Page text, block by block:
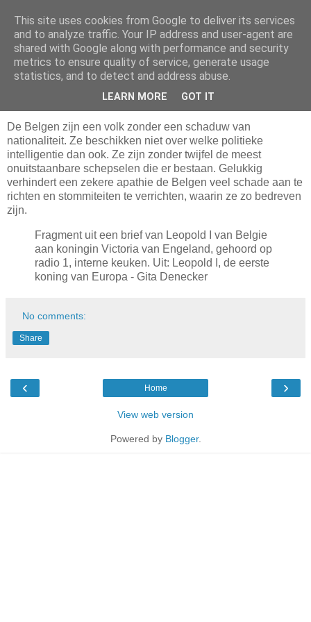
Blogrijk
25 September 2011
Koning Leopold I over zijn volk
De Belgen zijn een volk zonder een schaduw van
nationaliteit. Ze beschikken niet over welke politieke
intelligentie dan ook. Ze zijn zonder twijfel de meest
onuitstaanbare schepselen die er bestaan. Gelukkig
verhindert een zekere apathie de Belgen veel schade aan te
richten en stommiteiten te verrichten, waarin ze zo bedreven
zijn.
Fragment uit een brief van Leopold I van Belgie
aan koningin Victoria van Engeland, gehoord op
radio 1, interne keuken. Uit: Leopold I, de eerste
koning van Europa - Gita Denecker
No comments:
Share
‹ ›
Home
View web version
Powered by Blogger.
This site uses cookies from Google to deliver its services
and to analyze traffic. Your IP address and user-agent are
shared with Google along with performance and security
metrics to ensure quality of service, generate usage
statistics, and to detect and address abuse.
LEARN MORE GOT IT